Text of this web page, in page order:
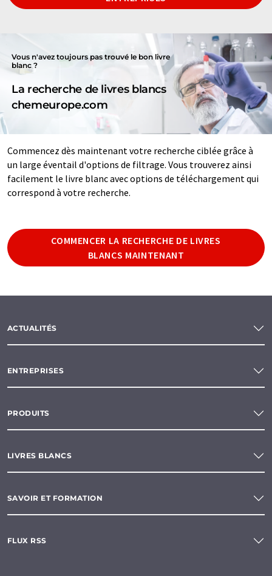
Vous n'avez toujours pas trouvé le bon livre
blanc ?
La recherche de livres blancs
chemeurope.com
Commencez dès maintenant votre recherche ciblée grâce à
un large éventail d'options de filtrage. Vous trouverez ainsi
facilement le livre blanc avec options de téléchargement qui
correspond à votre recherche.
COMMENCER LA RECHERCHE DE LIVRES
BLANCS MAINTENANT
ACTUALITÉS
ENTREPRISES
PRODUITS
LIVRES BLANCS
SAVOIR ET FORMATION
FLUX RSS